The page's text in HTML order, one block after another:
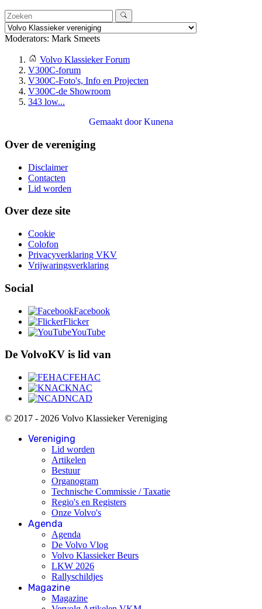
Moderators: Mark Smeets
Volvo Klassieker Forum
V300C-forum
V300C-Foto's, Info en Projecten
V300C-de Showroom
343 low...
Gemaakt doorKunena
Over de vereniging
Disclaimer
Contacten
Lid worden
Over deze site
Cookie
Colofon
Privacyverklaring VKV
Vrijwaringsverklaring
Social
Facebook
Flicker
YouTube
De VolvoKV is lid van
FEHAC
KNAC
NCAD
© 2017 - 2026 Volvo Klassieker Vereniging
Vereniging
Lid worden
Artikelen
Bestuur
Organogram
Technische Commissie / Taxatie
Regio's en Registers
Onze Volvo's
Agenda
Agenda
De Volvo Vlog
Volvo Klassieker Beurs
LKW 2026
Rallyschildjes
Magazine
Magazine